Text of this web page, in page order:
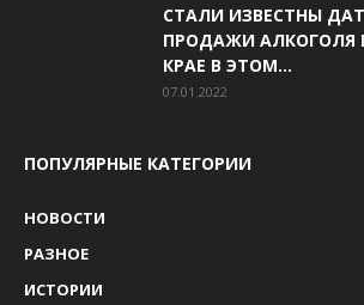
СТАЛИ ИЗВЕСТНЫ
ПРОДАЖИ АЛКОГОЛЯ
КРАЕ В ЭТОМ...
07.01.2022
ПОПУЛЯРНЫЕ КАТЕГОРИИ
НОВОСТИ
РАЗНОЕ
ИСТОРИИ